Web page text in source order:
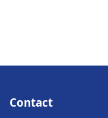
Contact